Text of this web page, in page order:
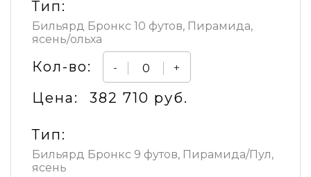
Тип:
Бильярд Бронкс 10 футов, Пирамида,
ясень/ольха
Кол-во: - +
Цена: 382 710 руб.
Тип:
Бильярд Бронкс 9 футов, Пирамида/Пул,
ясень